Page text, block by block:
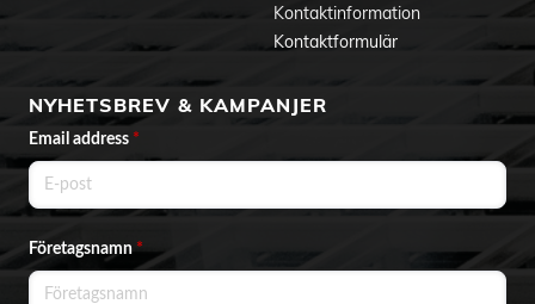
Kontaktinformation
Kontaktformulär
NYHETSBREV & KAMPANJER
Email address *
Företagsnamn*